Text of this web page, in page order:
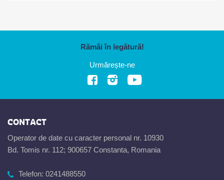
Rămâi în legătură!
Urmărește-ne
CONTACT
Operator de date cu caracter personal nr. 10930
Bd. Tomis nr. 112; 900657 Constanta, Romania
Telefon: 0241488550